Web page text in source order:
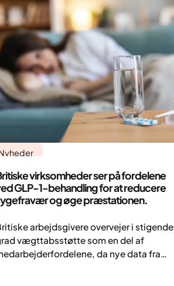
virksomheder ser på fordelene
GLP-1-behandling for at reducere
og øge præstationen.
arbejdsgivere overvejer i stigende
vægttabsstøtte som en del af
da nye data fra